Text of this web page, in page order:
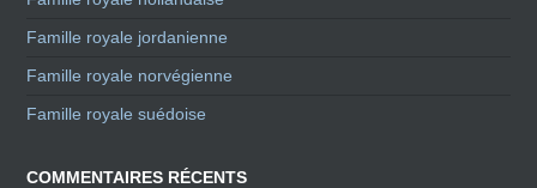
Famille royale jordanienne
Famille royale norvégienne
Famille royale suédoise
COMMENTAIRES RÉCENTS